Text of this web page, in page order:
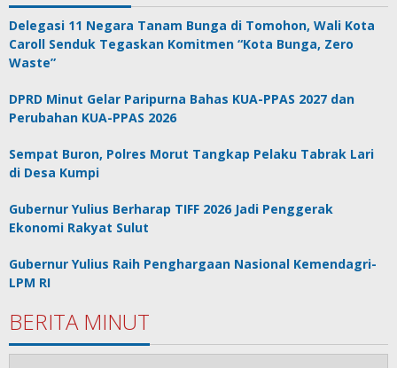
Delegasi 11 Negara Tanam Bunga di Tomohon, Wali Kota
Caroll Senduk Tegaskan Komitmen “Kota Bunga, Zero
Waste”
DPRD Minut Gelar Paripurna Bahas KUA-PPAS 2027 dan
Perubahan KUA-PPAS 2026
Sempat Buron, Polres Morut Tangkap Pelaku Tabrak Lari
di Desa Kumpi
Gubernur Yulius Berharap TIFF 2026 Jadi Penggerak
Ekonomi Rakyat Sulut
Gubernur Yulius Raih Penghargaan Nasional Kemendagri-
LPM RI
BERITA MINUT